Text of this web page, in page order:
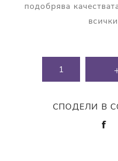
подобрява
СПОДЕЛИ В